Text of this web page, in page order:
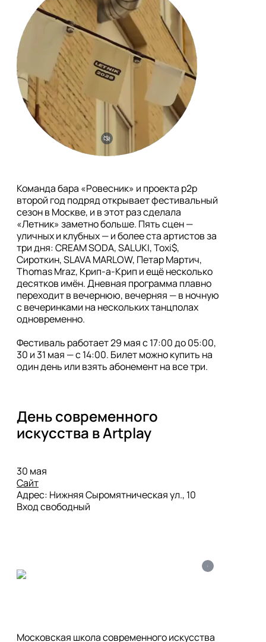
Команда бара «Ровесник» и проекта p2p
второй год подряд открывает фестивальный
сезон в Москве, и в этот раз сделала
«Летник» заметно больше. Пять сцен —
уличных и клубных — и более ста артистов за
три дня: CREAM SODA, SALUKI, Toxi$,
Сироткин, SLAVA MARLOW, Петар Мартич,
Thomas Mraz, Крип-а-Крип и ещё несколько
десятков имён. Дневная программа плавно
переходит в вечернюю, вечерняя — в ночную
с вечеринками на нескольких танцполах
одновременно.
Фестиваль работает 29 мая с 17:00 до 05:00,
30 и 31 мая — с 14:00. Билет можно купить на
один день или взять абонемент на все три.
День современного
искусства в Artplay
Сайт
Адрес: Нижняя Сыромятническая ул., 10
Вход свободный
i
Московская школа современного искусства